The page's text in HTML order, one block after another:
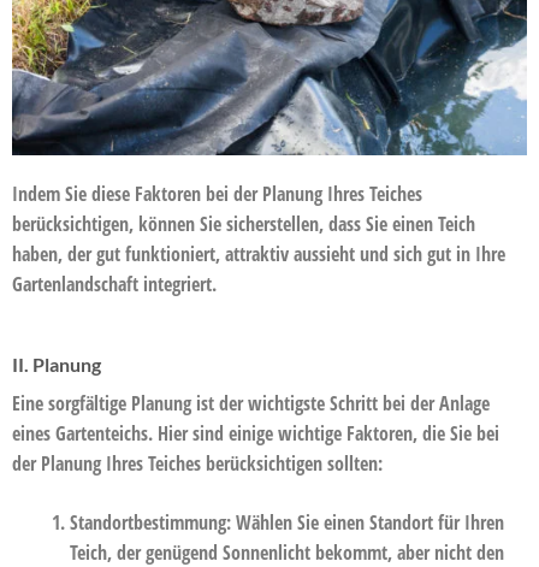
Indem Sie diese Faktoren bei der Planung Ihres Teiches
berücksichtigen, können Sie sicherstellen, dass Sie einen Teich
haben, der gut funktioniert, attraktiv aussieht und sich gut in Ihre
Gartenlandschaft integriert.
II. Planung
Eine sorgfältige Planung ist der wichtigste Schritt bei der Anlage
eines Gartenteichs. Hier sind einige wichtige Faktoren, die Sie bei
der Planung Ihres Teiches berücksichtigen sollten:
Standortbestimmung:Wählen Sie einen Standort für Ihren
Teich, der genügend Sonnenlicht bekommt, aber nicht den